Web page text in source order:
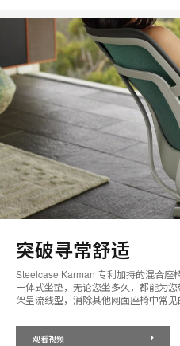
突破寻常舒适
Steelcase Karman 专利加持的混合座
一体式坐垫，无论您坐多久，都能为
架呈流线型，消除其他网面座椅中常见
观看视频